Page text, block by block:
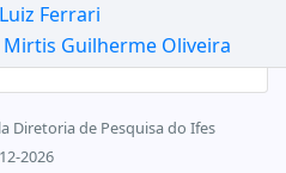
Ferrari
Guilherme Oliveira
Diretoria de Pesquisa do Ifes
2026